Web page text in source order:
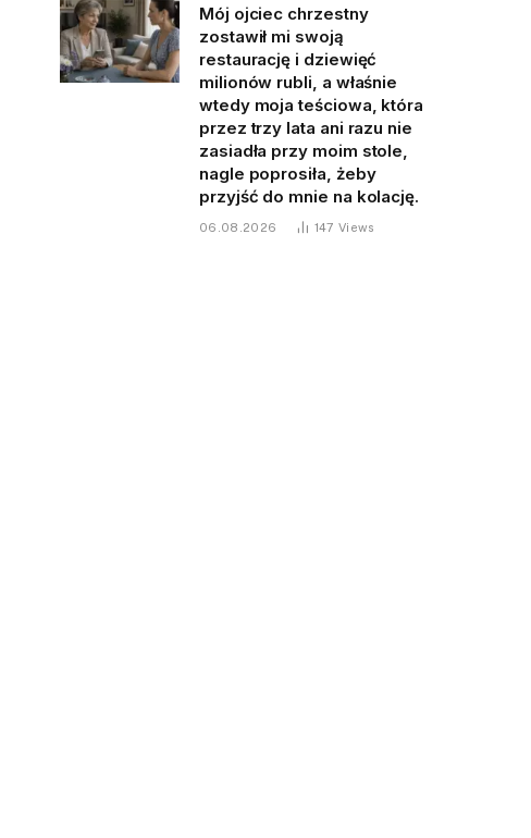
Mój ojciec chrzestny
zostawił mi swoją
restaurację i dziewięć
milionów rubli, a właśnie
wtedy moja teściowa, która
przez trzy lata ani razu nie
zasiadła przy moim stole,
nagle poprosiła, żeby
przyjść do mnie na kolację.
06.08.2026 147 Views